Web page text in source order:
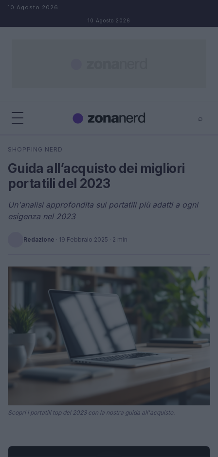
Salta al contenuto
10 Agosto 2026
10 Agosto 2026
⌕
Cerca
SHOPPING NERD
Guida all’acquisto dei migliori
portatili del 2023
Un'analisi approfondita sui portatili più adatti a ogni
esigenza nel 2023
Redazione · 19 Febbraio 2025 · 2 min
Scopri i portatili top del 2023 con la nostra guida all'acquisto.